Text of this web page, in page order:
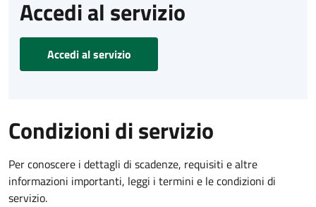
Accedi al servizio
Accedi al servizio
Condizioni di servizio
Per conoscere i dettagli di scadenze, requisiti e altre
informazioni importanti, leggi i termini e le condizioni di
servizio.